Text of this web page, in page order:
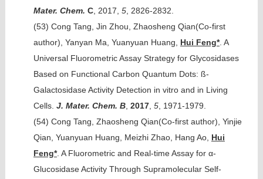
Mater. Chem. C, 2017, 5, 2826-2832.
(53) Cong Tang, Jin Zhou, Zhaosheng Qian(Co-first
author), Yanyan Ma, Yuanyuan Huang, Hui Feng*. A
Universal Fluorometric Assay Strategy for Glycosidases
Based on Functional Carbon Quantum Dots: ß-
Galactosidase Activity Detection in vitro and in Living
Cells. J. Mater. Chem. B, 2017, 5, 1971-1979.
(54) Cong Tang, Zhaosheng Qian(Co-first author), Yinjie
Qian, Yuanyuan Huang, Meizhi Zhao, Hang Ao, Hui
Feng*. A Fluorometric and Real-time Assay for α-
Glucosidase Activity Through Supramolecular Self-